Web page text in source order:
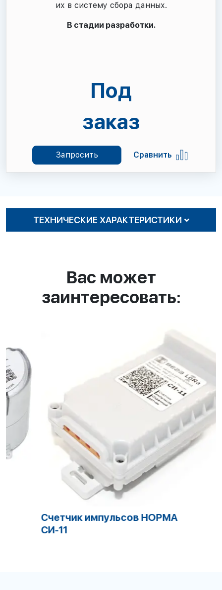
их в систему сбора данных.
В стадии разработки.
Под
заказ
Запросить Сравнить
ТЕХНИЧЕСКИЕ ХАРАКТЕРИСТИКИ
Вас может
заинтересовать:
Счетчик импульсов НОРМА